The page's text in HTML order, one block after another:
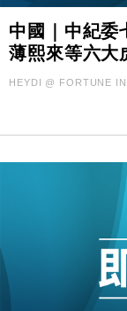
中國｜中紀委
薄熙來等六大
HEYDI @ FORTUNE